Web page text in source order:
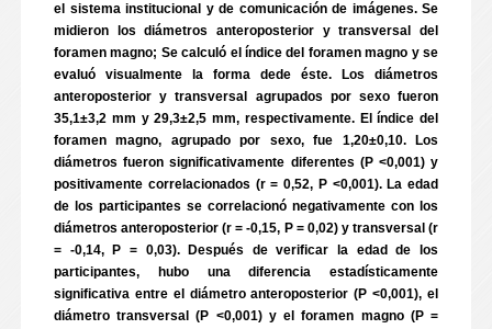
el sistema institucional y de comunicación de imágenes. Se
midieron los diámetros anteroposterior y transversal del
foramen magno; Se calculó el índice del foramen magno y se
evaluó visualmente la forma dede éste. Los diámetros
anteroposterior y transversal agrupados por sexo fueron
35,1±3,2 mm y 29,3±2,5 mm, respectivamente. El índice del
foramen magno, agrupado por sexo, fue 1,20±0,10. Los
diámetros fueron significativamente diferentes (P <0,001) y
positivamente correlacionados (r = 0,52, P <0,001). La edad
de los participantes se correlacionó negativamente con los
diámetros anteroposterior (r = -0,15, P = 0,02) y transversal (r
= -0,14, P = 0,03). Después de verificar la edad de los
participantes, hubo una diferencia estadísticamente
significativa entre el diámetro anteroposterior (P <0,001), el
diámetro transversal (P <0,001) y el foramen magno (P =